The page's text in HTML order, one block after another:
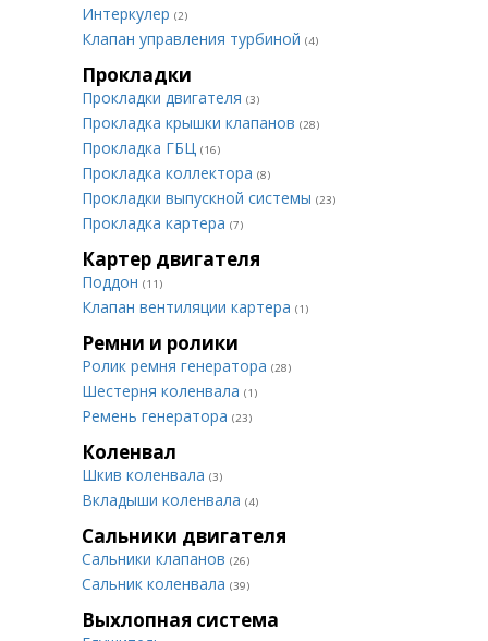
Интеркулер (2)
Клапан управления турбиной (4)
Прокладки
Прокладки двигателя (3)
Прокладка крышки клапанов (28)
Прокладка ГБЦ (16)
Прокладка коллектора (8)
Прокладки выпускной системы (23)
Прокладка картера (7)
Картер двигателя
Поддон (11)
Клапан вентиляции картера (1)
Ремни и ролики
Ролик ремня генератора (28)
Шестерня коленвала (1)
Ремень генератора (23)
Коленвал
Шкив коленвала (3)
Вкладыши коленвала (4)
Сальники двигателя
Сальники клапанов (26)
Сальник коленвала (39)
Выхлопная система